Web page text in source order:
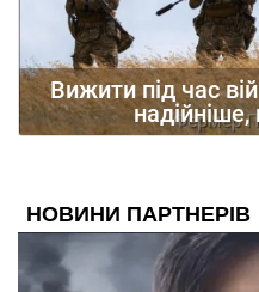
Вижити під час
надійніше,